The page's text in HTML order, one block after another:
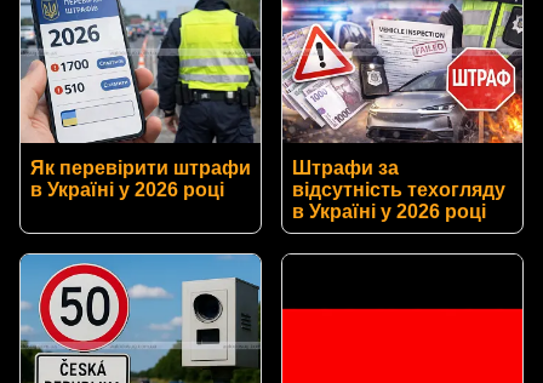
Як перевірити штрафи
в Україні у 2026 році
Штрафи за
відсутність техогляду
в Україні у 2026 році